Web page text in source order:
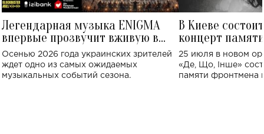
Легендарная музыка ENIGMA
впервые прозвучит вживую в
Украине: где состоится концерт
Осенью 2026 года украинских зрителей
ждет одно из самых ожидаемых
музыкальных событий сезона.
В Киеве
концерт
Клименко:
исполнят песни
25 июля в новом
«Де, Що, Інше»
памяти фронтмена